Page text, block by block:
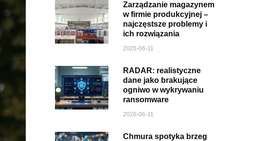
Zarządzanie magazynem
w firmie produkcyjnej –
najczęstsze problemy i
ich rozwiązania
2026-06-11
RADAR: realistyczne
dane jako brakujące
ogniwo w wykrywaniu
ransomware
2026-06-11
Chmura spotyka brzeg